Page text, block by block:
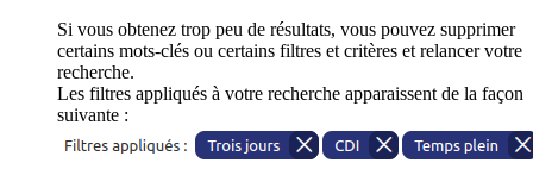
Si vous obtenez trop peu de résultats, vous pouvez supprimer
certains mots-clés ou certains filtres et critères et relancer votre
recherche.
Les filtres appliqués à votre recherche apparaissent de la façon
suivante :